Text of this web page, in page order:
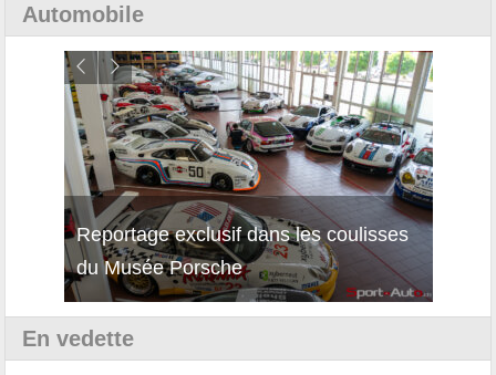
Automobile
Reportage exclusif dans les coulisses
du Musée Porsche
En vedette